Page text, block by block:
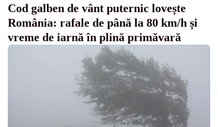
Cod galben de vânt puternic lovește
România: rafale de până la 80 km/h și
vreme de iarnă în plină primăvară